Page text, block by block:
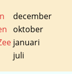
december
oktober
januari
juli